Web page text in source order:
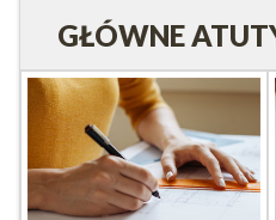
GŁÓWNE